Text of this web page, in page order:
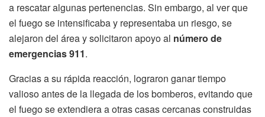
a rescatar algunas pertenencias. Sin embargo, al ver que
el fuego se intensificaba y representaba un riesgo, se
alejaron del área y solicitaron apoyo al número de
emergencias 911.
Gracias a su rápida reacción, lograron ganar tiempo
valioso antes de la llegada de los bomberos, evitando que
el fuego se extendiera a otras casas cercanas construidas